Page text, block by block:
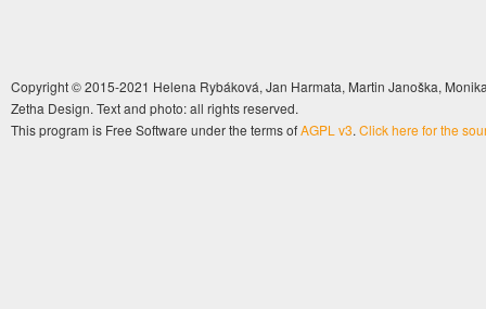
Copyright © 2015-2021 Helena Rybáková, Jan Harmata, Martin Janoška,
Zetha Design. Text and photo: all rights reserved.
This program is Free Software under the terms ofAGPL v3. Click here for the